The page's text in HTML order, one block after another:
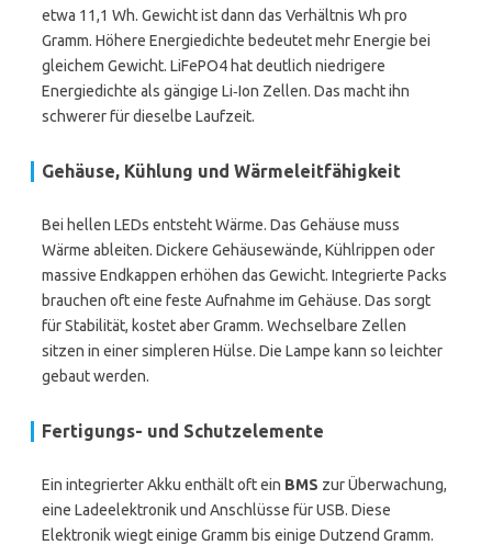
etwa 11,1 Wh. Gewicht ist dann das Verhältnis Wh pro
Gramm. Höhere Energiedichte bedeutet mehr Energie bei
gleichem Gewicht. LiFePO4 hat deutlich niedrigere
Energiedichte als gängige Li‑Ion Zellen. Das macht ihn
schwerer für dieselbe Laufzeit.
Gehäuse, Kühlung und Wärmeleitfähigkeit
Bei hellen LEDs entsteht Wärme. Das Gehäuse muss
Wärme ableiten. Dickere Gehäusewände, Kühlrippen oder
massive Endkappen erhöhen das Gewicht. Integrierte Packs
brauchen oft eine feste Aufnahme im Gehäuse. Das sorgt
für Stabilität, kostet aber Gramm. Wechselbare Zellen
sitzen in einer simpleren Hülse. Die Lampe kann so leichter
gebaut werden.
Fertigungs- und Schutzelemente
Ein integrierter Akku enthält oft ein BMS zur Überwachung,
eine Ladeelektronik und Anschlüsse für USB. Diese
Elektronik wiegt einige Gramm bis einige Dutzend Gramm.